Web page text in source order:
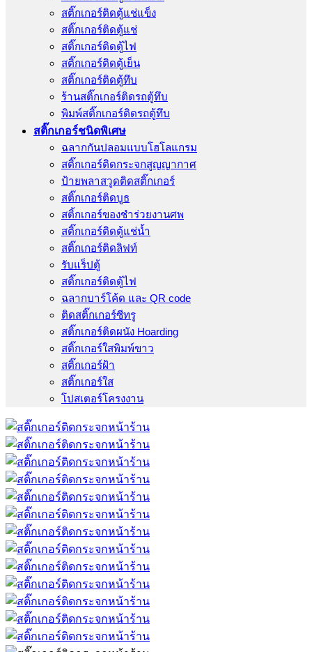
สติ๊กเกอร์ติดตู้แช่แข็ง
สติ๊กเกอร์ติดตู้แช่
สติ๊กเกอร์ติดตู้ไฟ
สติ๊กเกอร์ติดตู้เย็น
สติ๊กเกอร์ติดตู้ทึบ
ร้านสติ๊กเกอร์ติดรถตู้ทึบ
พิมพ์สติ๊กเกอร์ติดรถตู้ทึบ
สติ๊กเกอร์ชนิดพิเศษ
ฉลากกันปลอมแบบโฮโลแกรม
สติ๊กเกอร์ติดกระจกสูญญากาศ
ป้ายพลาสวูดติดสติ๊กเกอร์
สติ๊กเกอร์ติดบูธ
สติ้กเกอร์ของชำร่วยงานศพ
สติ๊กเกอร์ติดตู้แช่น้ำ
สติ๊กเกอร์ติดลิฟท์
รับแร็ปตู้
สติ๊กเกอร์ติดตู้ไฟ
ฉลากบาร์โค้ด และ QR code
ติดสติ๊กเกอร์ซีทรู
สติ๊กเกอร์ติดผนัง Hoarding
สติ๊กเกอร์ใสพิมพ์ขาว
สติ๊กเกอร์ฝ้า
สติ๊กเกอร์ใส
โปสเตอร์โครงงาน